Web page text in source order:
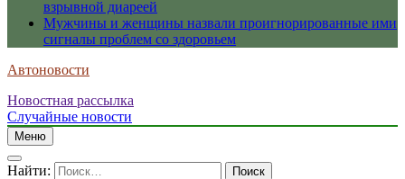
взрывной диареей
Мужчины и женщины назвали проигнорированные ими
сигналы проблем со здоровьем
Автоновости
Новостная рассылка
Случайные новости
Меню
Найти: